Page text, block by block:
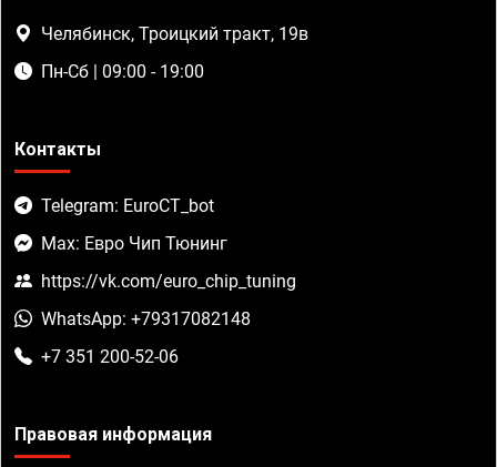
Челябинск, Троицкий тракт, 19в
Пн-Сб | 09:00 - 19:00
Контакты
Telegram: EuroCT_bot
Max: Евро Чип Тюнинг
https://vk.com/euro_chip_tuning
WhatsApp: +79317082148
+7 351 200-52-06
Правовая информация